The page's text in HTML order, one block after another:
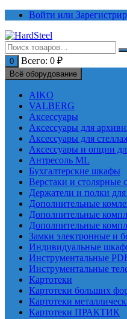
Перейти
содержимому
Войти или
0 Всего: 0 ₽
Всё оборудование
AIKO
VALBERG
Аксессуары
Аксессуары для
Аксессуары для
Аксессуары и опции
Антресоль ML
Бухгалтерские шкафы
Верстаки и столярные
Держатели и полки
Дополнительные
Дополнительные
Дополнительные
Замки электронные и
Индивидуальные
Инструментальные
Инструментальные
Картотеки
Картотеки больших
Картотеки
Картотеки ПРАКТИК